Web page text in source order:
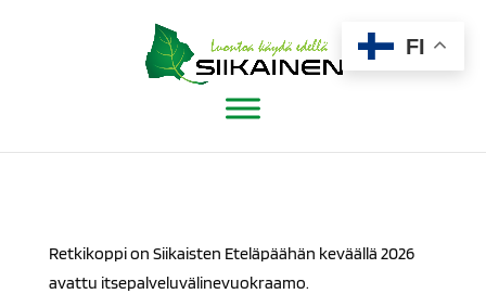
Retkikoppi on Siikaisten Eteläpäähän keväällä 2026
avattu itsepalveluvälinevuokraamo.
FI